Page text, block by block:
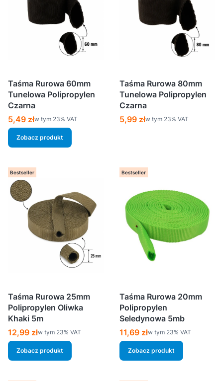
Taśma Rurowa 60mm
Tunelowa Polipropylen
Czarna
Cena brutto
5,49 złw tym %s VAT
w tym 23% VAT
Zobacz produkt
Taśma Rurowa 80mm
Tunelowa Polipropylen
Czarna
Cena brutto
5,99 złw tym %s VAT
w tym 23% VAT
Bestseller
Taśma Rurowa 25mm
Polipropylen Oliwka
Khaki 5m
Cena brutto
12,99 złw tym %s VAT
w tym 23% VAT
Zobacz produkt
Bestseller
Taśma Rurowa 20mm
Polipropylen
Seledynowa 5mb
Cena brutto
11,69 złw tym %s VAT
w tym 23% VAT
Zobacz produkt